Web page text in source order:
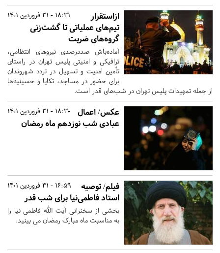
18:31 - 31 فروردین 1401
ازاستقرار
تیم‌های عملیاتی تا گشت‌زنی
گروه‌های ضربت
آماده‌باش صددرصدی نیروهای انتظامی،
ترافیکی و امنیتی پلیس تهران در راستای
تأمین امنیت و تسهیل در تردد شهروندان
برای حضور در مساجد، تکایا و حسینیه‌ها
از جمله تمهیدات پلیس تهران در شب‌های قدر است.
18:30 - 31 فروردین 1401
عکس/ اعمال
عبادی شب نوزدهم ماه رمضان
16:59 - 31 فروردین 1401
فیلم/ توصیه
استاد فاطمی‌نیا برای شب قدر
بخشی از سخنرانی آیت الله فاطمی نیا را
به مناسبت ماه مبارک رمضان می بینید.